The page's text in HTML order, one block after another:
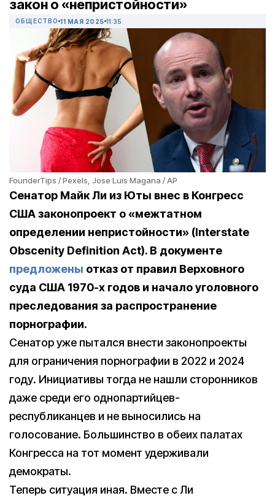
закон о «непристойности»
ОБЩЕСТВО 11 МАЯ 2025 11:35
FounderTips / Pexels, Jose Luis Magana / AP
Сенатор Майк Ли из Юты внес в Конгресс
США законопроект о «межтатном
определении непристойности» (Interstate
Obscenity Definition Act). В документе
предложены отказ от правил Верховного
суда США 1970-х годов и начало уголовного
преследования за распространение
порнографии.
Сенатор уже пытался внести законопроекты
для ограничения порнографии в 2022 и 2024
году. Инициативы тогда не нашли сторонников
даже среди его однопартийцев-
республиканцев и не выносились на
голосование. Большинство в обеих палатах
Конгресса на тот момент удерживали
демократы.
Теперь ситуация иная. Вместе с Ли